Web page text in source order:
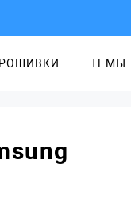
ТЕМЫ